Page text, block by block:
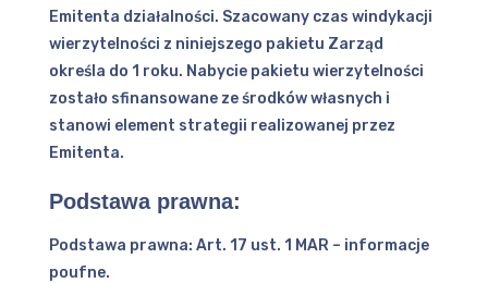
Emitenta działalności. Szacowany czas windykacji
wierzytelności z niniejszego pakietu Zarząd
określa do 1 roku. Nabycie pakietu wierzytelności
zostało sfinansowane ze środków własnych i
stanowi element strategii realizowanej przez
Emitenta.
Podstawa prawna:
Podstawa prawna: Art. 17 ust. 1 MAR – informacje
poufne.